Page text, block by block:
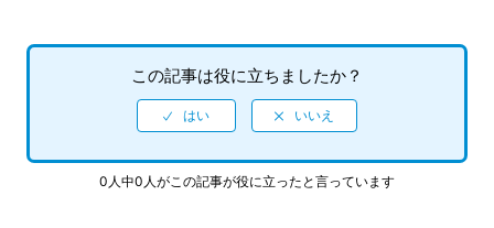
Games Store 版の問い合わせ先はどこですか
【PS4/ソニックレーシング クロスワールド】取扱説明書
（マニュアル）はありますか
【PS4/ソニックレーシング クロスワールド】プレイ動画や
この記事は役に立ちましたか？
0人中0人がこの記事が役に立ったと言っています